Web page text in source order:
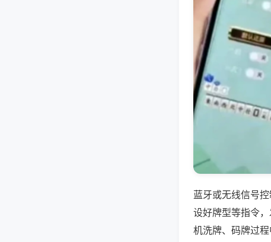
蓝牙或无线信号
设好牌型等指令
机洗牌、码牌过程